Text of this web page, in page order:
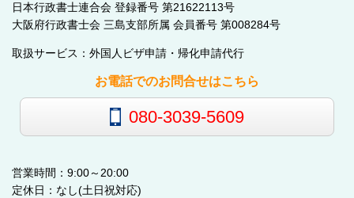
日本行政書士連合会 登録番号 第21622113号
大阪府行政書士会 三島支部所属 会員番号 第008284号
取扱サービス：外国人ビザ申請・帰化申請代行
お電話でのお問合せはこちら
080-3039-5609
営業時間：9:00～20:00
定休日：なし(土日祝対応)